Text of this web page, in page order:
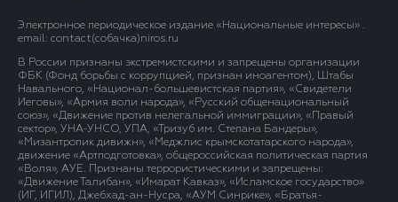
Электронное периодическое издание «Национальные интересы» .
email: contact(сoбaчка)niros.ru
В России признаны экстремистскими и запрещены организации
ФБК (Фонд борьбы с коррупцией, признан иноагентом), Штабы
Навального, «Национал-большевистская партия», «Свидетели
Иеговы», «Армия воли народа», «Русский общенациональный
союз», «Движение против нелегальной иммиграции», «Правый
сектор», УНА-УНСО, УПА, «Тризуб им. Степана Бандеры»,
«Мизантропик дивижн», «Меджлис крымскотатарского народа»,
движение «Артподготовка», общероссийская политическая партия
«Воля», АУЕ. Признаны террористическими и запрещены:
«Движение Талибан», «Имарат Кавказ», «Исламское государство»
(ИГ, ИГИЛ), Джебхад-ан-Нусра, «АУМ Синрике», «Братья-